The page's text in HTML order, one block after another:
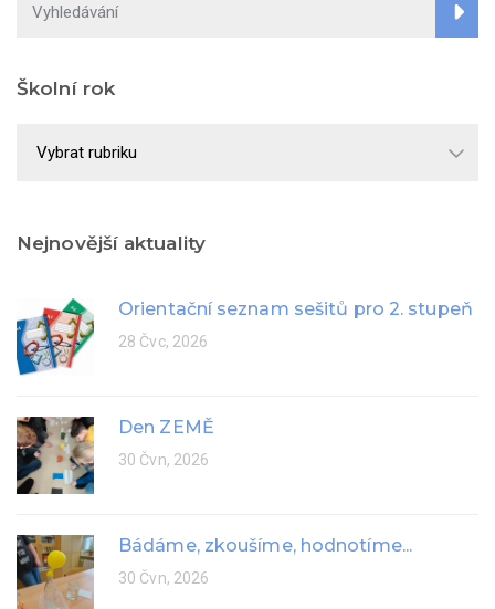
Školní rok
Nejnovější aktuality
Orientační seznam sešitů pro 2. stupeň
28 Čvc, 2026
Den ZEMĚ
30 Čvn, 2026
Bádáme, zkoušíme, hodnotíme...
30 Čvn, 2026